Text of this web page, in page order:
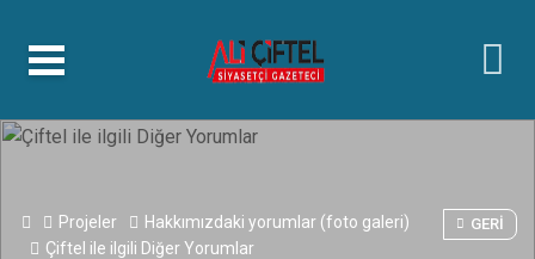
sohbetler
kurumsal
bizim
makinası
sohbetler
chat
Projeler
Hakkımızdaki yorumlar (foto galeri)
Çiftel ile ilgili Diğer Yorumlar
GERI